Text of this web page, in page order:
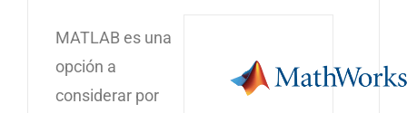
MATLAB es una
opción a
considerar por